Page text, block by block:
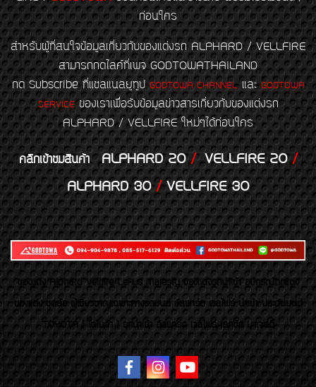
ก่อนใคร
สำหรับผู้ที่สนใจข้อมูลเกี่ยวกับของแต่งรถ ALPHARD / VELLFIRE
สามารถกดไลค์ที่เพจ GODTOWATHAILAND
กด Subscribe ที่แชลแนลยูทูป GODTOWA CHANNELและGODTOWA
SERVICEของเราเพื่อรับข้อมูลข่าวสารเกี่ยวกับของแต่งรถ
ALPHARD / VELLFIRE ใหม่ๆได้ก่อนใคร
คลิกเข้าชมสินค้า ALPHARD 20/VELLFIRE 20/
ALPHARD 30/VELLFIRE 30
ของเเต่ง Alphard Vellfire Lexus Majesty ของเเต่งรถนำเข้า อุปกรณ์ตกแต่ง
ของแต่ง ชุดล้อ ผู้เชี่ยวชาญเฉพาะทางรถยนต์ อัลพาร์ด เวลไฟร์ นำเข้า ประดับยนต์
TOYOTA ( โตโยต้า ) รถนำเข้า อัลพาร์ด เวลไฟร์ เลกซัส มาเจสตี้